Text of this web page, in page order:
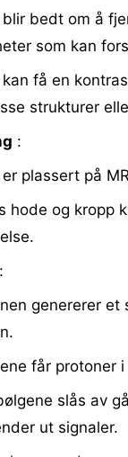
bedt om å
som kan
få en
strukturer
:
plassert på
hode og kropp
:
genererer
får protoner
slås av
ut signaler.